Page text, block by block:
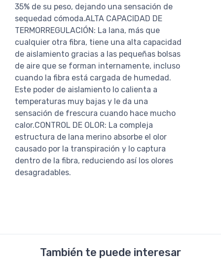
35% de su peso, dejando una sensación de
sequedad cómoda.ALTA CAPACIDAD DE
TERMORREGULACIÓN: La lana, más que
cualquier otra fibra, tiene una alta capacidad
de aislamiento gracias a las pequeñas bolsas
de aire que se forman internamente, incluso
cuando la fibra está cargada de humedad.
Este poder de aislamiento lo calienta a
temperaturas muy bajas y le da una
sensación de frescura cuando hace mucho
calor.CONTROL DE OLOR: La compleja
estructura de lana merino absorbe el olor
causado por la transpiración y lo captura
dentro de la fibra, reduciendo así los olores
desagradables.
También te puede interesar